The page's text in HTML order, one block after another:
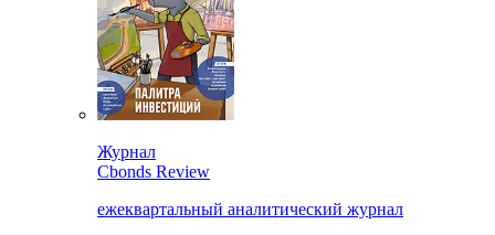
Журнал
Cbonds Review
ежеквартальный аналитический журнал